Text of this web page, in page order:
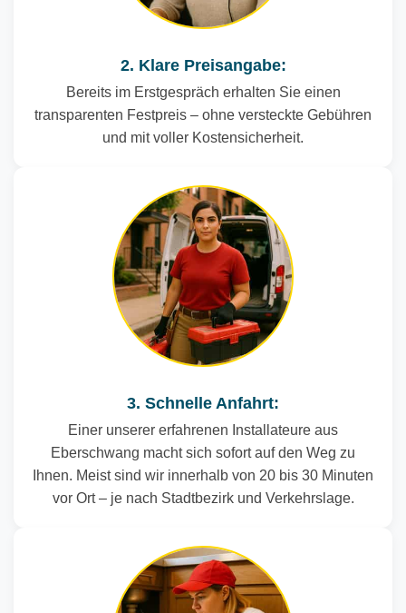
2. Klare Preisangabe:
Bereits im Erstgespräch erhalten Sie einen
transparenten Festpreis – ohne versteckte Gebühren
und mit voller Kostensicherheit.
3. Schnelle Anfahrt:
Einer unserer erfahrenen Installateure aus
Eberschwang macht sich sofort auf den Weg zu
Ihnen. Meist sind wir innerhalb von 20 bis 30 Minuten
vor Ort – je nach Stadtbezirk und Verkehrslage.